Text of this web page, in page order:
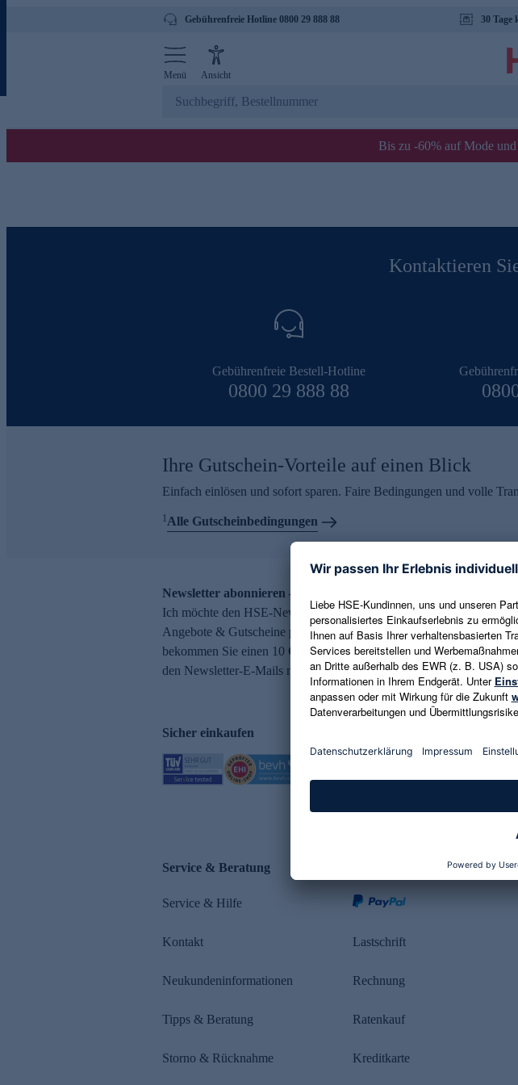
Gebührenfreie Hotline 0800 29 888 88 30 Tage
Menü Ansicht
Bis zu -60% auf Mode
Kontaktieren
Gebührenfreie Bestell-Hotline
0800 29 888 88
Ihre Gutschein-Vorteile auf einen Blick
Einfach einlösen und sofort sparen. Faire Bedingungen und volle
1Alle Gutscheinbedingungen
Newsletter abonnieren – 10 € Gutschein erhalten
Ich möchte den HSE-Newsletter abonnieren und aktuelle Trends,
Angebote & Gutscheine per E-Mail erhalten. Als Dankeschön
bekommen Sie einen 10 € Gutschein. Eine Abmeldung ist jederzeit in
den Newsletter-E-Mails möglich.
Sicher einkaufen
Service & Beratung
Service & Hilfe
Kontakt
Neukundeninformationen
Tipps & Beratung
Storno & Rücknahme
Lastschrift
Rechnung
Ratenkauf
Kreditkarte